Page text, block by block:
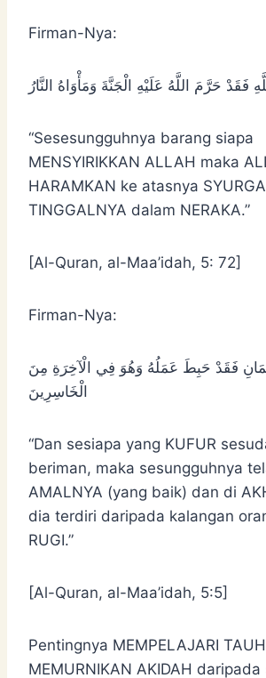
Firman-Nya:
فَقَدْ حَرَّمَ اللَّهُ عَلَيْهِ الْجَنَّةَ وَمَأْوَاهُ النَّارُ
“Sesesungguhnya barang siapa
MENSYIRIKKAN ALLAH maka
HARAMKAN ke atasnya
TINGGALNYA dalam NERAKA.”
[Al-Quran, al-Maa’idah, 5: 72]
Firman-Nya:
فَقَدْ حَبِطَ عَمَلُهُ وَهُوَ فِي الْآخِرَةِ مِنَ
الْخَاسِرِينَ
“Dan sesiapa yang KUFUR
beriman, maka sesungguhnya
AMALNYA (yang baik) dan di
dia terdiri daripada kalangan
RUGI.”
[Al-Quran, al-Maa’idah, 5:5]
Pentingnya MEMPELAJARI
MEMURNIKAN AKIDAH